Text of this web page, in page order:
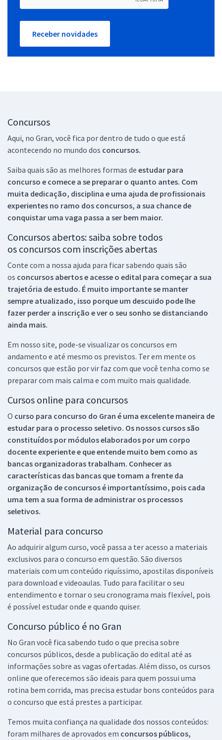
Receber novidades
Concursos
Aqui, no Gran, você fica por dentro de tudo o que está
acontecendo no mundo dos concursos.
Saiba quais são as melhores formas de estudar para
concurso e comece a se preparar o quanto antes. Com
muita dedicação, disciplina e uma ajuda de profissionais
experientes no ramo dos concursos, a sua chance de
conquistar uma vaga passa a ser bem maior.
Concursos abertos: saiba sobre todos
os concursos com inscrições abertas
Conte com a nossa ajuda para ficar sabendo quais são
os concursos abertos e acesse o edital para começar a sua
trajetória de estudo. É muito importante se manter
sempre atualizado, isso porque um descuido pode lhe
fazer perder a inscrição e ver o seu sonho se distanciando
ainda mais.
Em nosso site, pode-se visualizar os concursos em
andamento e até mesmo os previstos. Ter em mente os
concursos que estão por vir faz com que você tenha como se
preparar com mais calma e com muito mais qualidade.
Cursos online para concursos
O curso para concurso do Gran é uma excelente maneira de
estudar para o processo seletivo. Os nossos cursos são
constituídos por módulos elaborados por um corpo
docente experiente e que entende muito bem como as
bancas organizadoras trabalham. Conhecer as
características das bancas que tomam a frente da
organização de concursos é importantíssimo, pois cada
uma tem a sua forma de administrar os processos
seletivos.
Material para concurso
Ao adquirir algum curso, você passa a ter acesso a materiais
exclusivos para o concurso em questão. São diversos
materiais com um conteúdo riquíssimo, apostilas disponíveis
para download e videoaulas. Tudo para facilitar o seu
entendimento e tornar o seu cronograma mais flexível, pois
é possível estudar onde e quando quiser.
Concurso público é no Gran
No Gran você fica sabendo tudo o que precisa sobre
concursos públicos, desde a publicação do edital até as
informações sobre as vagas ofertadas. Além disso, os cursos
online que oferecemos são ideais para quem possui uma
rotina bem corrida, mas precisa estudar bons conteúdos para
o concurso que está prestes a participar.
Temos muita confiança na qualidade dos nossos conteúdos:
foram milhares de aprovados em concursos públicos,